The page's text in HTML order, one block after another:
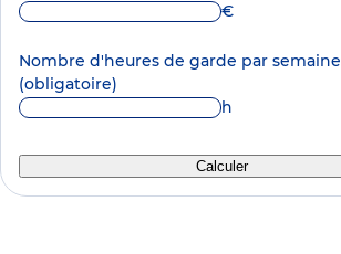
€
Nombre d'heures de garde par semaine
(obligatoire)
h
Calculer